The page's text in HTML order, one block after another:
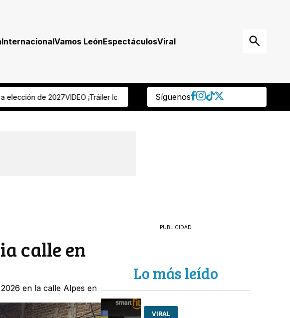
InternacionalVamos LeónEspectáculosViral
los embiste! Los arrolla y luego huye Motociclista muere atropellado tras
Síguenos
calle en
en la calle Alpes en
PUBLICIDAD
Lo más leído
VIRAL